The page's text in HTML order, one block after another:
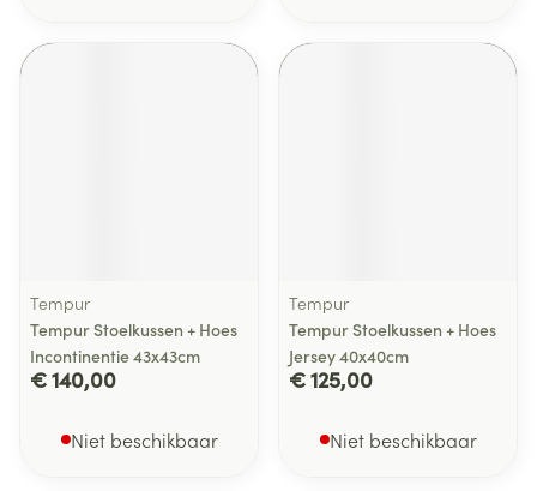
Tempur
Tempur Stoelkussen + Hoes
Incontinentie 43x43cm
€ 140,00
Niet beschikbaar
Tempur
Tempur Stoelkussen + Hoes
Jersey 40x40cm
€ 125,00
Niet beschikbaar